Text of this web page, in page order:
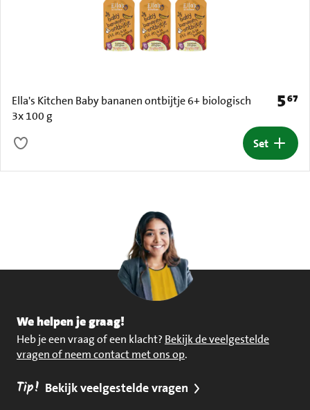
Ella's Kitchen Baby bananen ontbijtje 6+ biologisch
3x 100 g
Prijs:
567
Set
Set
We helpen je graag!
Heb je een vraag of een klacht? Bekijk de veelgestelde
vragen of neem contact met ons op.
Tip! Bekijk veelgestelde vragen